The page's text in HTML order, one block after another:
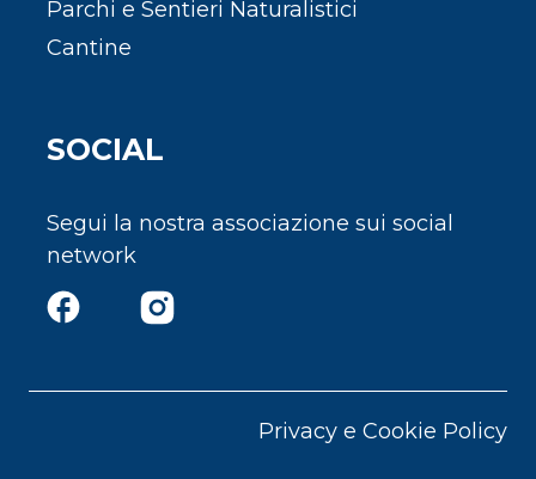
Parchi e Sentieri Naturalistici
Cantine
SOCIAL
Segui la nostra associazione sui social
network
Privacy e Cookie Policy